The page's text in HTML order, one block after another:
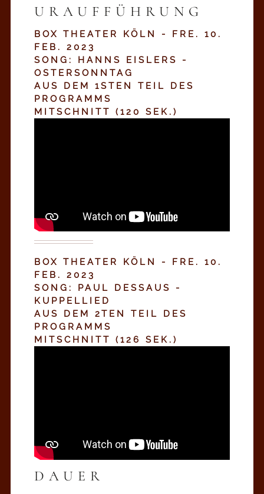
URAUFFÜHRUNG
BOX THEATER KÖLN - FRE. 10.
FEB. 2023
SONG: HANNS EISLERS -
OSTERSONNTAG
AUS DEM 1STEN TEIL DES
PROGRAMMS
MITSCHNITT (120 SEK.)
BOX THEATER KÖLN - FRE. 10.
FEB. 2023
SONG: PAUL DESSAUS -
KUPPELLIED
AUS DEM 2TEN TEIL DES
PROGRAMMS
MITSCHNITT (126 SEK.)
DAUER